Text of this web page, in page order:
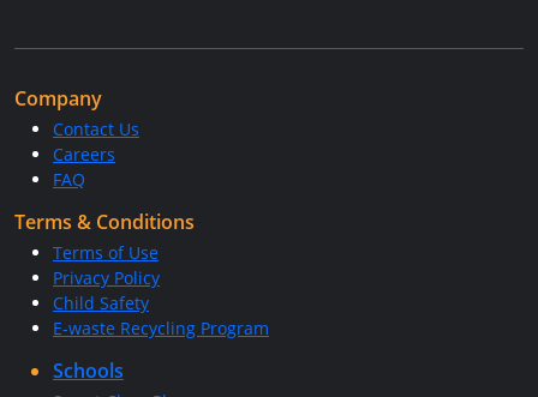
Company
Contact Us
Careers
FAQ
Terms & Conditions
Terms of Use
Privacy Policy
Child Safety
E-waste Recycling Program
Schools